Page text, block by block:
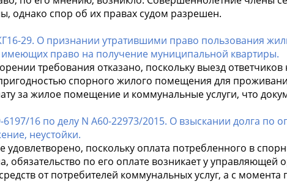
однако спор об их правах судом разрешен.
29. О признании утратившими право пользования
имеющих право на получение муниципальной квартиры.
требования отказано, поскольку выезд
спорного жилого помещения для
за жилое помещение и коммунальные услуги, что
16 по делу N А60-22973/2015. О взыскании долга по
неустойки.
удовлетворено, поскольку оплата потребленного в
обязательство по его оплате возникает у
от потребителей коммунальных услуг, а с момента